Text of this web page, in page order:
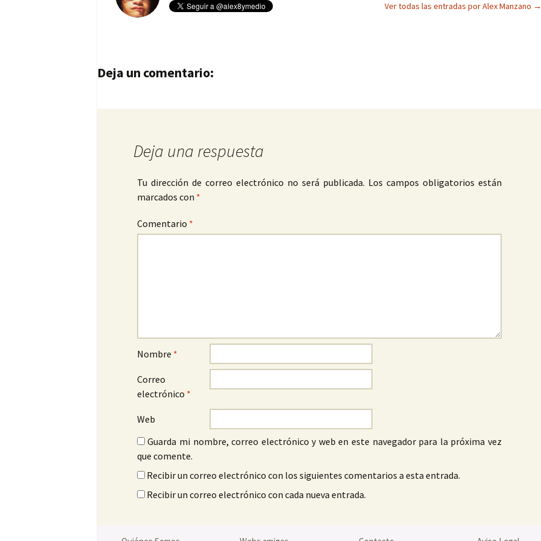
Ver todas las entradas por Alex Manzano →
Navegación de entradas
Deja un comentario:
Deja una respuesta
Tu dirección de correo electrónico no será publicada. Los campos obligatorios están
marcados con *
Comentario *
Nombre *
Correo
electrónico *
Web
Guarda mi nombre, correo electrónico y web en este navegador para la próxima vez
que comente.
Recibir un correo electrónico con los siguientes comentarios a esta entrada.
Recibir un correo electrónico con cada nueva entrada.